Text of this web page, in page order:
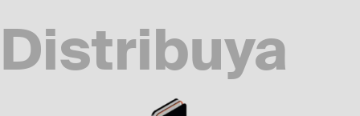
Distribuya